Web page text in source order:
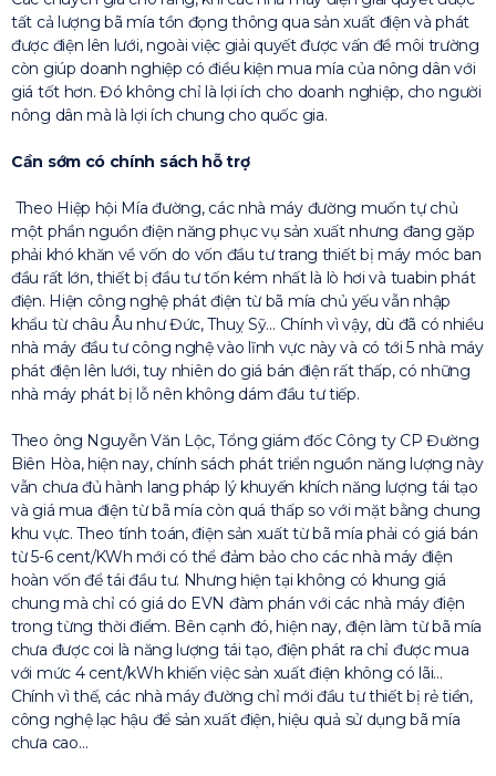
tất cả lượng bã mía tồn đọng thông qua sản xuất điện và phát
được điện lên lưới, ngoài việc giải quyết được vấn đề môi trường
còn giúp doanh nghiệp có điều kiện mua mía của nông dân với
giá tốt hơn. Đó không chỉ là lợi ích cho doanh nghiệp, cho người
nông dân mà là lợi ích chung cho quốc gia.
Cần sớm có chính sách hỗ trợ
Theo Hiệp hội Mía đường, các nhà máy đường muốn tự chủ
một phần nguồn điện năng phục vụ sản xuất nhưng đang gặp
phải khó khăn về vốn do vốn đầu tư trang thiết bị máy móc ban
đầu rất lớn, thiết bị đầu tư tốn kém nhất là lò hơi và tuabin phát
điện. Hiện công nghệ phát điện từ bã mía chủ yếu vẫn nhập
khẩu từ châu Âu như Đức, Thuỵ Sỹ… Chính vì vậy, dù đã có nhiều
nhà máy đầu tư công nghệ vào lĩnh vực này và có tới 5 nhà máy
phát điện lên lưới, tuy nhiên do giá bán điện rất thấp, có những
nhà máy phát bị lỗ nên không dám đầu tư tiếp.
Theo ông Nguyễn Văn Lộc, Tổng giám đốc Công ty CP Đường
Biên Hòa, hiện nay, chính sách phát triển nguồn năng lượng này
vẫn chưa đủ hành lang pháp lý khuyến khích năng lượng tái tạo
và giá mua điện từ bã mía còn quá thấp so với mặt bằng chung
khu vực. Theo tính toán, điện sản xuất từ bã mía phải có giá bán
từ 5-6 cent/KWh mới có thể đảm bảo cho các nhà máy điện
hoàn vốn để tái đầu tư. Nhưng hiện tại không có khung giá
chung mà chỉ có giá do EVN đàm phán với các nhà máy điện
trong từng thời điểm. Bên cạnh đó, hiện nay, điện làm từ bã mía
chưa được coi là năng lượng tái tạo, điện phát ra chỉ được mua
với mức 4 cent/kWh khiến việc sản xuất điện không có lãi…
Chính vì thế, các nhà máy đường chỉ mới đầu tư thiết bị rẻ tiền,
công nghệ lạc hậu để sản xuất điện, hiệu quả sử dụng bã mía
chưa cao…